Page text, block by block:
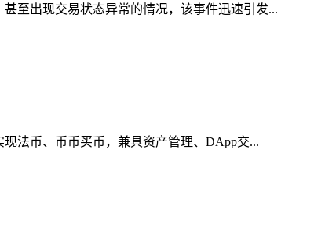
至出现交易状态异常的情况，该事件迅速引发...
法币、币币买币，兼具资产管理、DApp交...